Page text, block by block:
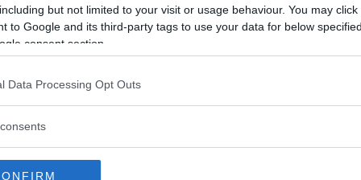
but not limited to your visit or usage behaviour. You may
to Google and its third-party tags to use your data for below
consent section.
Data Processing Opt Outs
349 000 kronor, men då med en av
med lågväxel. Lågväxel och låsbar diffrential i
Chryslers V6-motor.
(7/14) av Vi Bilägare.